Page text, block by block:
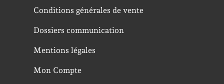
Conditions générales de vente
Dossiers communication
Mentions légales
Mon Compte